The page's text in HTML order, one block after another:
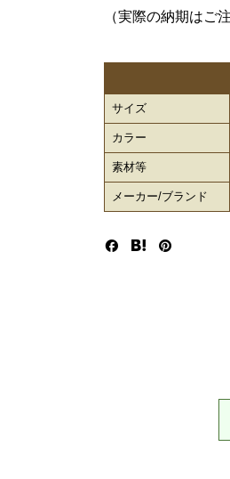
（実際の納期はご
サイズ
カラー
素材等
メーカー/ブランド